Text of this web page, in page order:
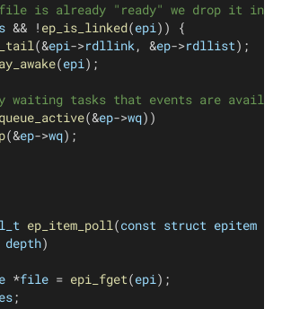
is already "ready" we drop it
&& ! ep_is_linked(epi)) {
(&epi->rdllink, &ep->rdllist);
(epi);
waiting tasks that events are
(&ep->wq))
(&ep->wq);
ep_item_poll(const struct epitem
depth)
*file = epi_fget(epi);
;